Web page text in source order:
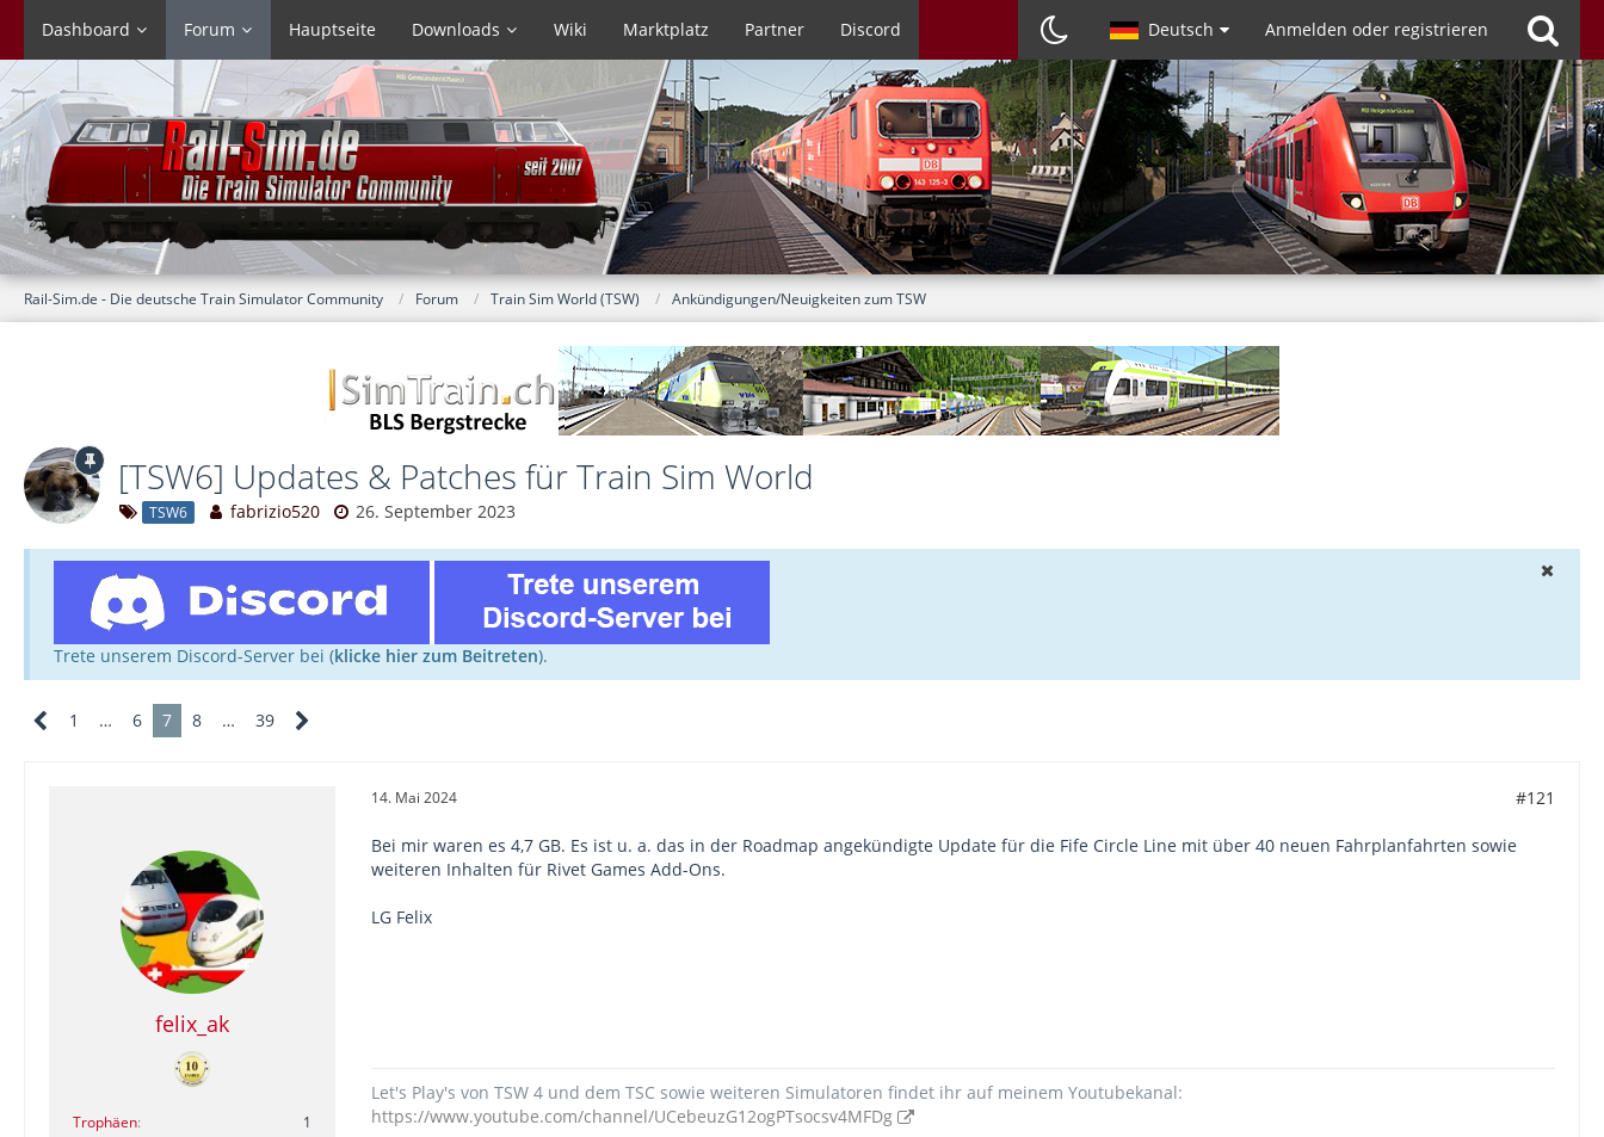
Dashboard Forum Hauptseite Downloads Wiki Marktplatz Partner Discord Deutsch Anmelden oder registrieren
Rail-Sim.de - Die deutsche Train Simulator Community Forum Train Sim World (TSW) Ankündigungen/Neuigkeiten zum TSW
[TSW6] Updates & Patches für Train Sim World
TSW6 fabrizio520 26. September 2023
Trete unserem Discord-Server bei (klicke hier zum Beitreten).
1 … 6 7 8 … 39
felix_ak
Trophäen
1
14. Mai 2024 #121
Bei mir waren es 4,7 GB. Es ist u. a. das in der Roadmap angekündigte Update für die Fife Circle Line mit über 40 neuen Fahrplanfahrten sowie
weiteren Inhalten für Rivet Games Add-Ons.
LG Felix
Let's Play's von TSW 4 und dem TSC sowie weiteren Simulatoren findet ihr auf meinem Youtubekanal:
https://www.youtube.com/channel/UCebeuzG12ogPTsocsv4MFDg